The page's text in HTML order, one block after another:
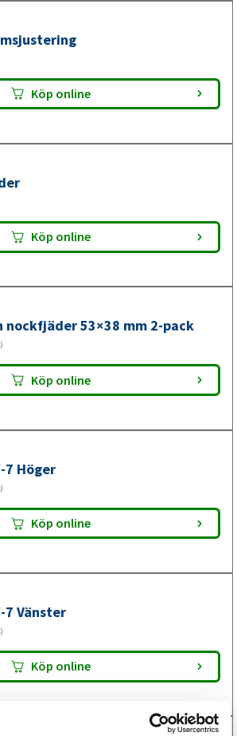
Köp online
Köp online
nockfjäder 53×38 mm 2-pack
Köp online
7 Höger
Köp online
7 Vänster
Köp online